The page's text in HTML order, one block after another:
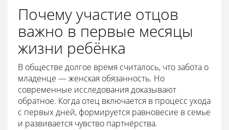
Почему участие отцов
важно в первые месяцы
жизни ребёнка
В обществе долгое время считалось, что забота о
младенце — женская обязанность. Но
современные исследования доказывают
обратное. Когда отец включается в процесс ухода
с первых дней, формируется равновесие в семье
и развивается чувство партнёрства.